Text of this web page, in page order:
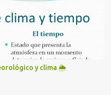
y clima 🌦️